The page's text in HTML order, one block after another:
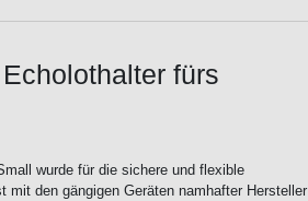
fürs
wurde für die sichere und flexible
den gängigen Geräten namhafter Hersteller